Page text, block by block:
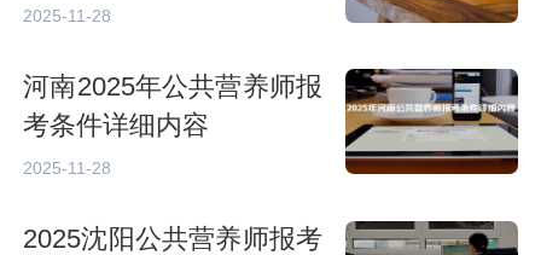
2025-11-28
河南2025年公共营养师报
考条件详细内容
2025-11-28
2025沈阳公共营养师报考